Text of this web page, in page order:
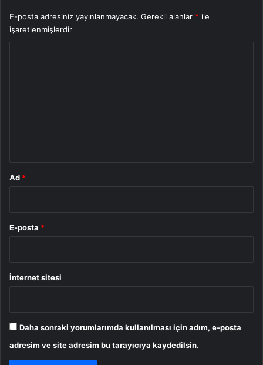
E-posta adresiniz yayınlanmayacak. Gerekli alanlar * ile
işaretlenmişlerdir
Ad *
E-posta *
İnternet sitesi
Daha sonraki yorumlarımda kullanılması için adım, e-posta
adresim ve site adresim bu tarayıcıya kaydedilsin.